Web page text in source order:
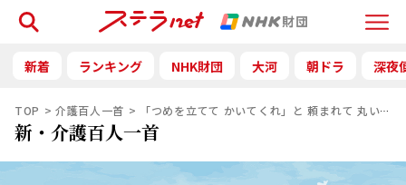
Menu
検索
新着 ランキング NHK財団 大河 朝ドラ 深夜
TOP 介護百人一首 「つめを立てて かいてくれ」と 頼まれて 丸い背
新・介護百人一首